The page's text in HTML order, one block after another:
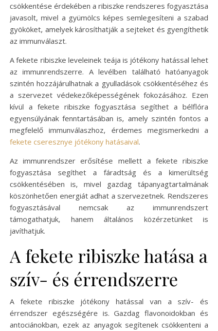
csökkentése érdekében a ribiszke rendszeres fogyasztása
javasolt, mivel a gyümölcs képes semlegesíteni a szabad
gyököket, amelyek károsíthatják a sejteket és gyengíthetik
az immunválaszt.
A fekete ribiszke leveleinek teája is jótékony hatással lehet
az immunrendszerre. A levélben található hatóanyagok
szintén hozzájárulhatnak a gyulladások csökkentéséhez és
a szervezet védekezőképességének fokozásához. Ezen
kívül a fekete ribiszke fogyasztása segíthet a bélflóra
egyensúlyának fenntartásában is, amely szintén fontos a
megfelelő immunválaszhoz, érdemes megismerkedni a
fekete cseresznye jótékony hatásaival.
Az immunrendszer erősítése mellett a fekete ribiszke
fogyasztása segíthet a fáradtság és a kimerültség
csökkentésében is, mivel gazdag tápanyagtartalmának
köszönhetően energiát adhat a szervezetnek. Rendszeres
fogyasztásával nemcsak az immunrendszert
támogathatjuk, hanem általános közérzetünket is
javíthatjuk.
A fekete ribiszke hatása a
szív- és érrendszerre
A fekete ribiszke jótékony hatással van a szív- és
érrendszer egészségére is. Gazdag flavonoidokban és
antociánokban, ezek az anyagok segítenek csökkenteni a